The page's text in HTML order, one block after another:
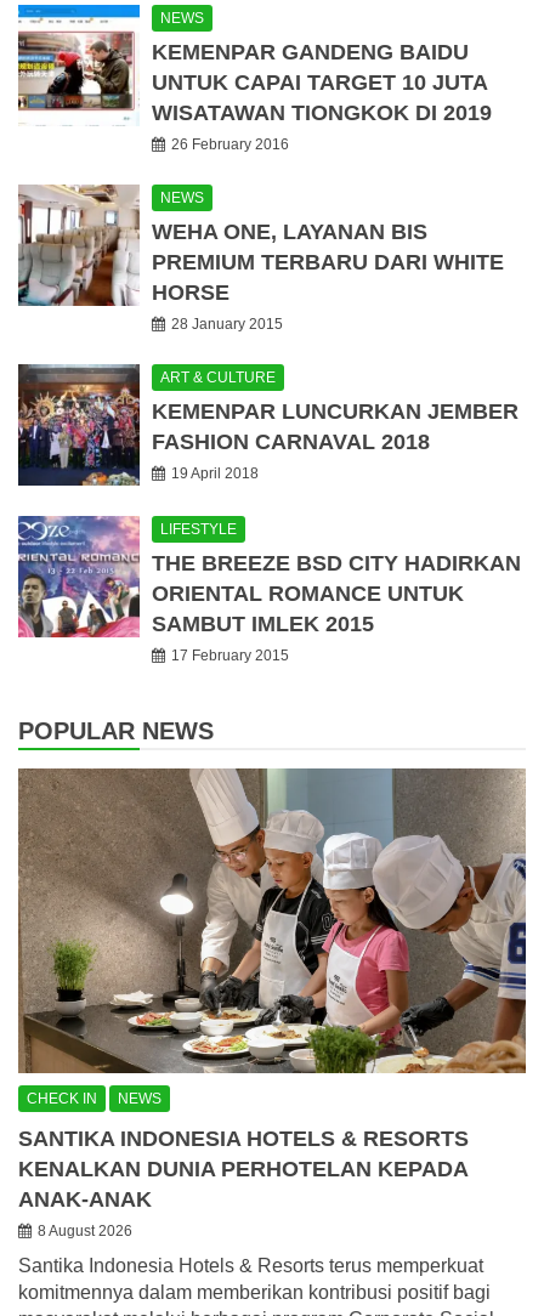
NEWS
KEMENPAR GANDENG BAIDU
UNTUK CAPAI TARGET 10 JUTA
WISATAWAN TIONGKOK DI 2019
26 February 2016
NEWS
WEHA ONE, LAYANAN BIS
PREMIUM TERBARU DARI WHITE
HORSE
28 January 2015
ART & CULTURE
KEMENPAR LUNCURKAN JEMBER
FASHION CARNAVAL 2018
19 April 2018
LIFESTYLE
THE BREEZE BSD CITY HADIRKAN
ORIENTAL ROMANCE UNTUK
SAMBUT IMLEK 2015
17 February 2015
POPULAR NEWS
CHECK IN NEWS
SANTIKA INDONESIA HOTELS & RESORTS
KENALKAN DUNIA PERHOTELAN KEPADA
ANAK-ANAK
8 August 2026
Santika Indonesia Hotels & Resorts terus memperkuat
komitmennya dalam memberikan kontribusi positif bagi